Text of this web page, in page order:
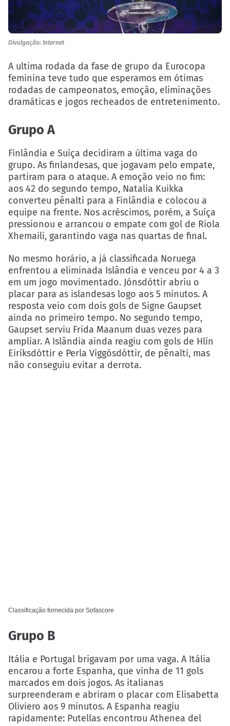
Divulgação: Internet
A ultima rodada da fase de grupo da Eurocopa
feminina teve tudo que esperamos em ótimas
rodadas de campeonatos, emoção, eliminações
dramáticas e jogos recheados de entretenimento.
Grupo A
Finlândia e Suíça decidiram a última vaga do
grupo. As finlandesas, que jogavam pelo empate,
partiram para o ataque. A emoção veio no fim:
aos 42 do segundo tempo, Natalia Kuikka
converteu pênalti para a Finlândia e colocou a
equipe na frente. Nos acréscimos, porém, a Suíça
pressionou e arrancou o empate com gol de Riola
Xhemaili, garantindo vaga nas quartas de final.
No mesmo horário, a já classificada Noruega
enfrentou a eliminada Islândia e venceu por 4 a 3
em um jogo movimentado. Jónsdóttir abriu o
placar para as islandesas logo aos 5 minutos. A
resposta veio com dois gols de Signe Gaupset
ainda no primeiro tempo. No segundo tempo,
Gaupset serviu Frida Maanum duas vezes para
ampliar. A Islândia ainda reagiu com gols de Hlín
Eiríksdóttir e Perla Viggósdóttir, de pênalti, mas
não conseguiu evitar a derrota.
Classificação fornecida por Sofascore
Grupo B
Itália e Portugal brigavam por uma vaga. A Itália
encarou a forte Espanha, que vinha de 11 gols
marcados em dois jogos. As italianas
surpreenderam e abriram o placar com Elisabetta
Oliviero aos 9 minutos. A Espanha reagiu
rapidamente: Putellas encontrou Athenea del